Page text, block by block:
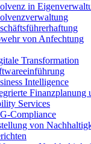
in
von Anfechtung
Transformation
Intelligence
Finanzplanung
Services
Compliance
von